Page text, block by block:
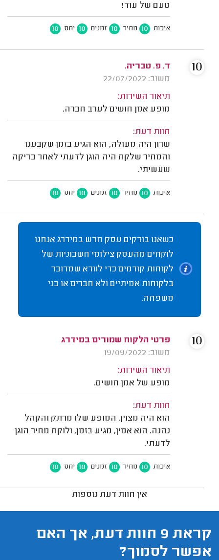
טעם של עוד!
איכות 10 מחיר 10 זמנים 10 יחס 10
ד. פ. טבריה.
משוב: 22/07/2022
תיאור השירות:
מופע אמן חושים לערב חברה.
חוות דעת:
שרון היה מעולה, הוא הגיע בזמן שקבענו
והמחיר שלקח היה הוגן לדעתי לאחר בדיקה
שעשיתי.
איכות 10 מחיר 10 זמנים 10 יחס 10
10
כשאנו בודקים עסק חדש במידרג אנחנו
לוקחים מהעסק צילומי חשבוניות של
לקוחות קודמים כדי לוודא שמדובר
בלקוחות אמיתיים ולא חברים או בני
משפחה.
פרטי הלקוח שמורים במידרג
משוב: 19/09/2022
תיאור השירות:
מופע של אמן חושים.
חוות דעת:
הוא היה מצוין. המופע שלו מרתק והקהל
נהנה. הוא אמין, מגיע בזמן, ולוקח מחיר הוגן
לדעתי.
איכות 10 מחיר 10 זמנים 10 יחס 10
10
אין חוות דעת נוספות
קראת 9 חוות דעת, אך האם
אפשר לסמוך?